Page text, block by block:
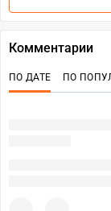
Комментарии
ПО ДАТЕ ПО